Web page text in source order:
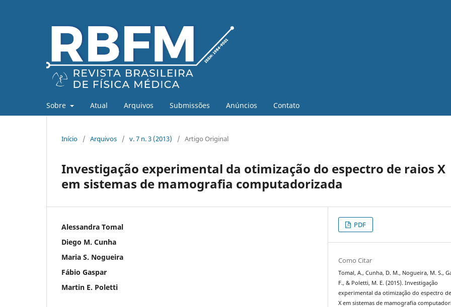
Sobre Atual Arquivos Submissões Anúncios Contato
Início / Arquivos / v. 7 n. 3 (2013) / Artigo Original
Investigação experimental da otimização do espectro de raios X
em sistemas de mamografia computadorizada
Alessandra Tomal
Diego M. Cunha
Maria S. Nogueira
Fábio Gaspar
Martin E. Poletti
PDF
Como Citar
Tomal, A., Cunha, D. M., Nogueira, M. S.,
F., & Poletti, M. E. (2015). Investigação
experimental da otimização do espectro
X em sistemas de mamografia